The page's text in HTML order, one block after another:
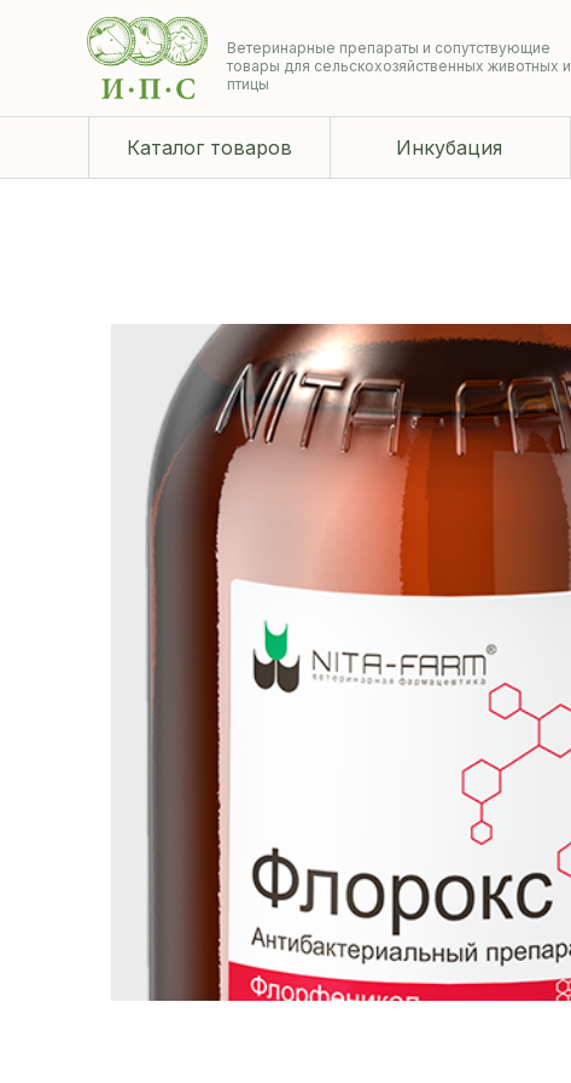
Каталог товаров Инкубация
Ветеринарные препараты и сопутствующие
товары для сельскохозяйственных животных и
птицы